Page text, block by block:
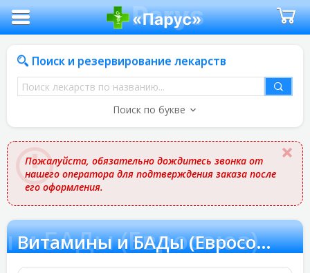
Поиск и резервирование лекарств
Поиск
лекарств
названию
Поиск по букве
Пожалуйста, обязательно дождитесь звонка от
нашего оператора для подтверждения заказа после
его оформления.
и БАДы (Евросоюз)Витамины и БАДы (Евросоюз)